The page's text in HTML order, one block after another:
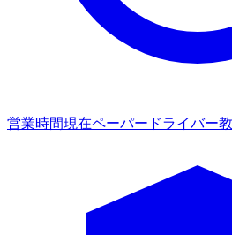
営業時間現在ペーパードライバー